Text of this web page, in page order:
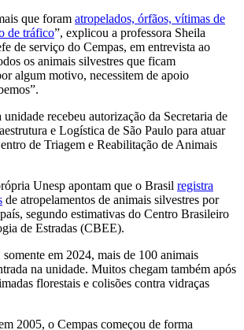
que foram atropelados, órfãos, vítimas de
de tráfico”, explicou a professora Sheila
de serviço do Cempas, em entrevista ao
os animais silvestres que ficam
algum motivo, necessitem de apoio
recebeu autorização da Secretaria de
e Logística de São Paulo para atuar
de Triagem e Reabilitação de Animais
Unesp apontam que o Brasil registra
de atropelamentos de animais silvestres por
segundo estimativas do Centro Brasileiro
de Estradas (CBEE).
em 2024, mais de 100 animais
na unidade. Muitos chegam também após
florestais e colisões contra vidraças
2005, o Cempas começou de forma